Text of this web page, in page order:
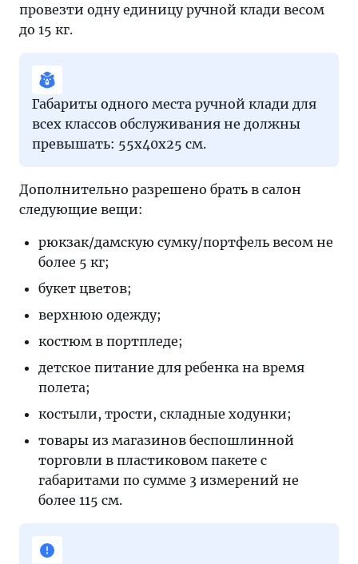
провезти одну единицу ручной клади весом
до 15 кг.
Габариты одного места ручной клади для
всех классов обслуживания не должны
превышать: 55х40х25 см.
Дополнительно разрешено брать в салон
следующие вещи:
рюкзак/дамскую сумку/портфель весом не
более 5 кг;
букет цветов;
верхнюю одежду;
костюм в портпледе;
детское питание для ребенка на время
полета;
костыли, трости, складные ходунки;
товары из магазинов беспошлинной
торговли в пластиковом пакете с
габаритами по сумме 3 измерений не
более 115 см.